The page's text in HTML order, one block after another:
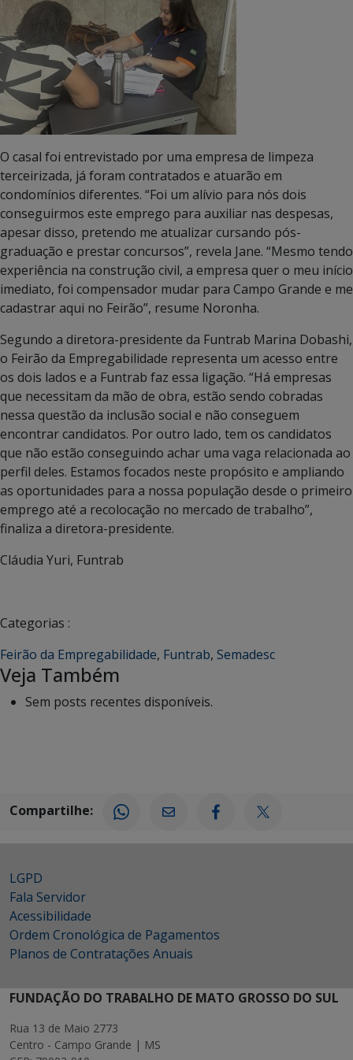
O casal foi entrevistado por uma empresa de limpeza
terceirizada, já foram contratados e atuarão em
condomínios diferentes. “Foi um alívio para nós dois
conseguirmos este emprego para auxiliar nas despesas,
apesar disso, pretendo me atualizar cursando pós-
graduação e prestar concursos”, revela Jane. “Mesmo tendo
experiência na construção civil, a empresa quer o meu início
imediato, foi compensador mudar para Campo Grande e me
cadastrar aqui no Feirão”, resume Noronha.
Segundo a diretora-presidente da Funtrab Marina Dobashi,
o Feirão da Empregabilidade representa um acesso entre
os dois lados e a Funtrab faz essa ligação. “Há empresas
que necessitam da mão de obra, estão sendo cobradas
nessa questão da inclusão social e não conseguem
encontrar candidatos. Por outro lado, tem os candidatos
que não estão conseguindo achar uma vaga relacionada ao
perfil deles. Estamos focados neste propósito e ampliando
as oportunidades para a nossa população desde o primeiro
emprego até a recolocação no mercado de trabalho”,
finaliza a diretora-presidente.
Cláudia Yuri, Funtrab
Categorias :
Feirão da Empregabilidade, Funtrab, Semadesc
Veja Também
Sem posts recentes disponíveis.
Compartilhe:
LGPD
Fala Servidor
Acessibilidade
Ordem Cronológica de Pagamentos
Planos de Contratações Anuais
FUNDAÇÃO DO TRABALHO DE MATO GROSSO DO SUL
Rua 13 de Maio 2773
Centro - Campo Grande | MS